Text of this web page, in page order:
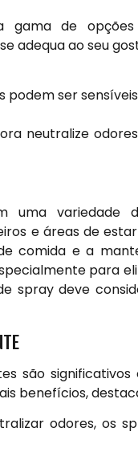
de opções
adequa ao seu
podem ser
neutralize
uma variedade
e áreas de
comida e a
para
spray deve
são
benefícios,
odores, os